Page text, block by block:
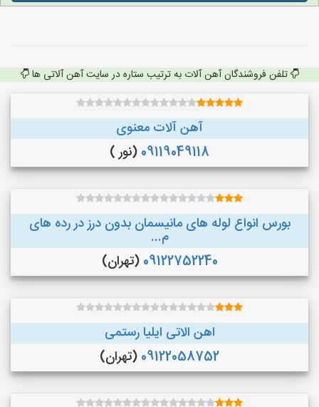
تلفن فروشندگان آهن آلات به ترتیب ستاره در سایت آهن آلاتی ها
آهن آلات معنوی
09119049118 (نور )
بورس انواع لوله های مانیسمان بدون درز در رده های
م...
09122752240 (تهران)
اهن الاتی ایلیا رستمی
09122058752 (تهران)